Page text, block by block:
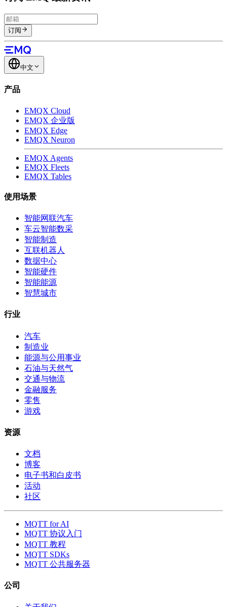
订阅
中文
产品
EMQX Cloud
EMQX 企业版
EMQX Edge
EMQX Neuron
EMQX Agents
EMQX Fleets
EMQX Tables
使用场景
智能网联汽车
车云智能数采
智能制造
互联机器人
数据中心
智能硬件
智能能源
智慧城市
行业
汽车
制造业
能源与公用事业
石油与天然气
交通与物流
金融服务
零售
游戏
资源
文档
博客
电子书和白皮书
活动
社区
MQTT for AI
MQTT 协议入门
MQTT 教程
MQTT SDKs
MQTT 公共服务器
公司